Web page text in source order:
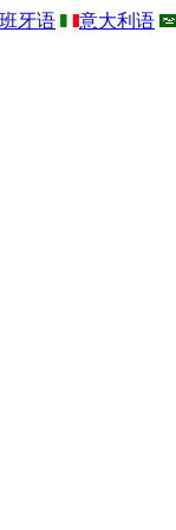
牙语 意大利语